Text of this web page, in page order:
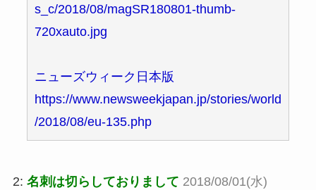
s_c/2018/08/magSR180801-thumb-
720xauto.jpg
ニューズウィーク日本版
https://www.newsweekjapan.jp/stories/world
/2018/08/eu-135.php
2: 名刺は切らしておりまして 2018/08/01(水)